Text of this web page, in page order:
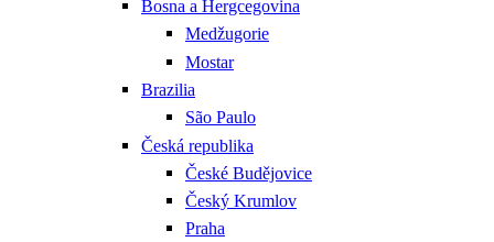
Bosna a Hergcegovina
Medžugorie
Mostar
Brazilia
São Paulo
Česká republika
České Budějovice
Český Krumlov
Praha